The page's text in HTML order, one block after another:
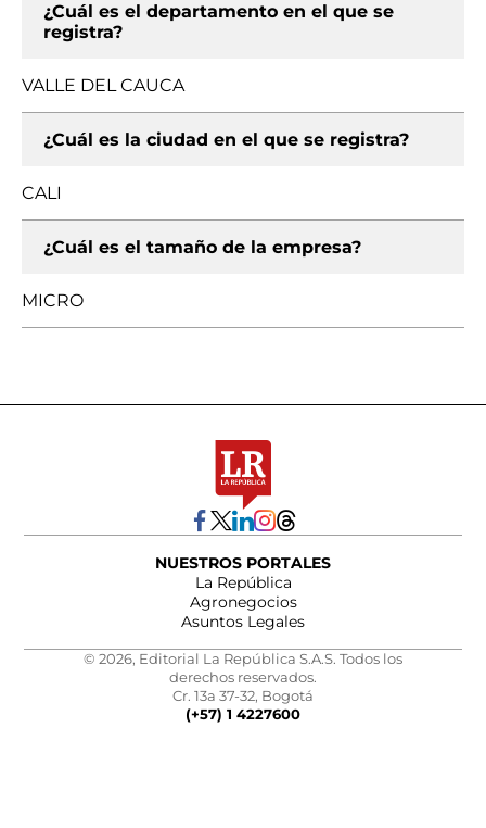
¿Cuál es el departamento en el que se
registra?
VALLE DEL CAUCA
¿Cuál es la ciudad en el que se registra?
CALI
¿Cuál es el tamaño de la empresa?
MICRO
NUESTROS PORTALES
La República
Agronegocios
Asuntos Legales
© 2026, Editorial La República S.A.S. Todos los
derechos reservados.
Cr. 13a 37-32, Bogotá
(+57) 1 4227600